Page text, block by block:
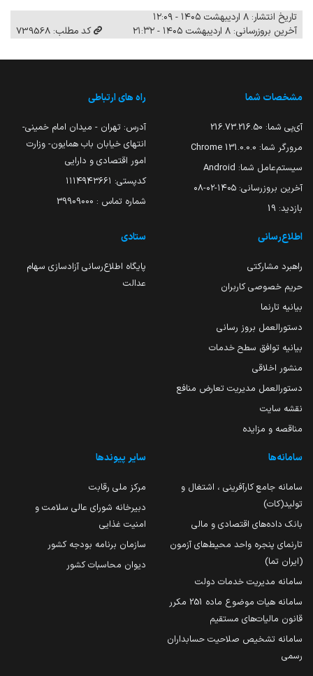
تاریخ انتشار: ۸ اردیبهشت ۱۴۰۵ - ۱۲:۰۹
آخرین بروزرسانی: ۸ اردیبهشت ۱۴۰۵ - ۲۱:۳۲
کد مطلب: 739568
مشخصات شما
آی‌پی شما: 216.73.216.50
مرورگر شما: 131.0.0.0 Chrome
سیستم‌عامل شما: Android
آخرین بروزرسانی: ۱۴۰۵-۰۲-۰۸
بازدید: 19
راه های ارتباطی
آدرس: تهران - میدان امام خمینی-
انتهای خیابان باب همایون- وزارت
امور اقتصادی و دارایی
کدپستی: ۱۱۱۴۹۴۳۶۶۱
شماره تماس : 39909000
اطلاع‌رسانی
راهبرد مشارکتی
حریم خصوصی کاربران
بیانیه تارنما
دستورالعمل بروز رسانی
بیانیه توافق سطح خدمات
منشور اخلاقی
دستورالعمل مدیریت تعارض منافع
نقشه سایت
مناقصه و مزایده
ستادی
پایگاه اطلاع‌رسانی آزادسازی سهام
عدالت
سامانه‌ها
سامانه جامع کارآفرینی ، اشتغال و
تولید(کات)
بانک داده‌های اقتصادی و مالی
تارنمای پنجره واحد محیط‌های آزمون
(ایران تما)
سامانه مدیریت خدمات دولت
سامانه هیات موضوع ماده 251 مکرر
قانون مالیات‌های مستقیم
سامانه تشخیص صلاحیت حسابداران
رسمی
سایر پیوندها
مرکز ملی رقابت
دبیرخانه شورای عالی سلامت و
امنیت غذایی
سازمان برنامه بودجه کشور
دیوان محاسبات کشور